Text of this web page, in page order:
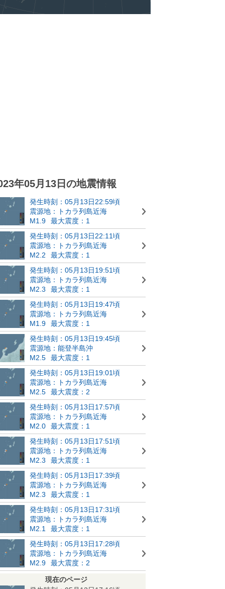
年05月13日の地震情報
発生時刻：05月13日22:59頃
震源地：トカラ列島近海
M1.9
最大震度：1
発生時刻：05月13日22:11頃
震源地：トカラ列島近海
M2.2
最大震度：1
発生時刻：05月13日19:51頃
震源地：トカラ列島近海
M2.3
最大震度：1
発生時刻：05月13日19:47頃
震源地：トカラ列島近海
M1.9
最大震度：1
発生時刻：05月13日19:45頃
震源地：能登半島沖
M2.5
最大震度：1
発生時刻：05月13日19:01頃
震源地：トカラ列島近海
M2.5
最大震度：2
発生時刻：05月13日17:57頃
震源地：トカラ列島近海
M2.0
最大震度：1
発生時刻：05月13日17:51頃
震源地：トカラ列島近海
M2.3
最大震度：1
発生時刻：05月13日17:39頃
震源地：トカラ列島近海
M2.3
最大震度：1
発生時刻：05月13日17:31頃
震源地：トカラ列島近海
M2.1
最大震度：1
発生時刻：05月13日17:28頃
震源地：トカラ列島近海
M2.9
最大震度：2
現在のページ